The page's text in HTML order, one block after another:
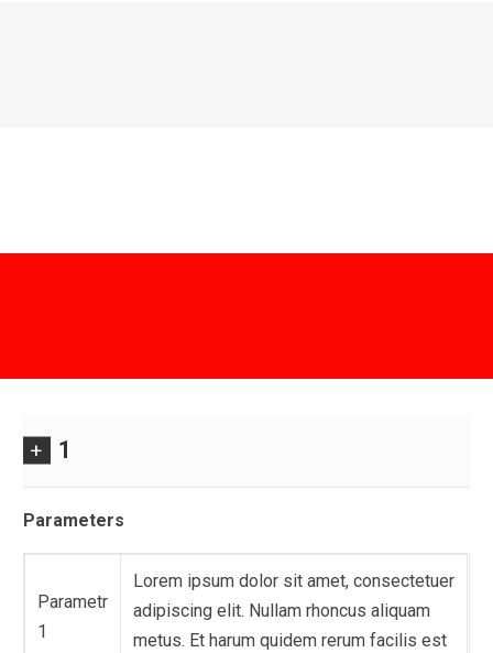
1
Parameters
Parametr
1
Lorem ipsum dolor sit amet, consectetuer
adipiscing elit. Nullam rhoncus aliquam
metus. Et harum quidem rerum facilis est